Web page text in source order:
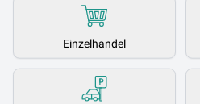
Einzelhandel